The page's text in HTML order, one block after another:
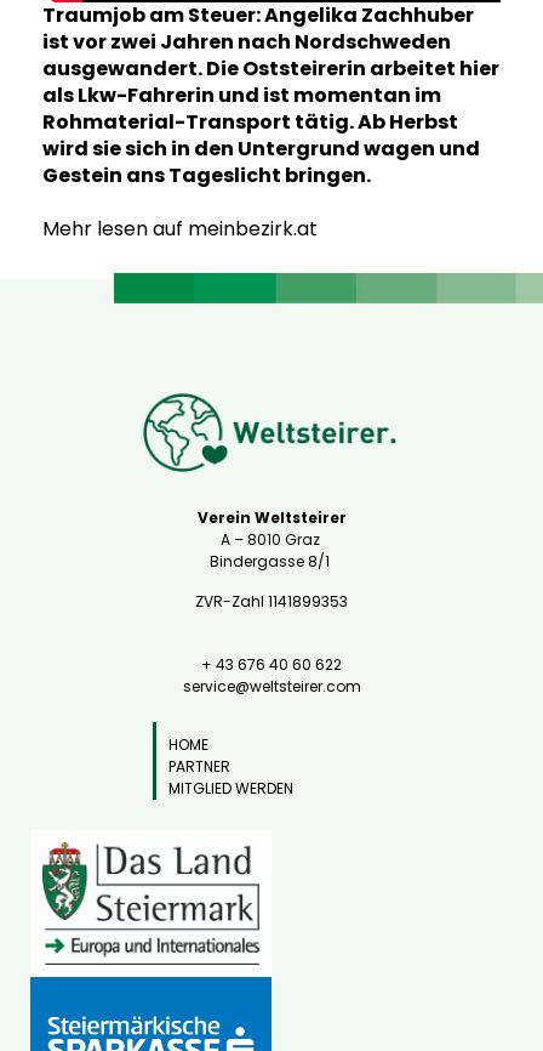
Traumjob am Steuer: Angelika Zachhuber
ist vor zwei Jahren nach Nordschweden
ausgewandert. Die Oststeirerin arbeitet hier
als Lkw-Fahrerin und ist momentan im
Rohmaterial-Transport tätig. Ab Herbst
wird sie sich in den Untergrund wagen und
Gestein ans Tageslicht bringen.
Mehr lesen auf meinbezirk.at
Verein Weltsteirer
A – 8010 Graz
Bindergasse 8/1
ZVR-Zahl 1141899353
+ 43 676 40 60 622
service@weltsteirer.com
HOME
PARTNER
MITGLIED WERDEN